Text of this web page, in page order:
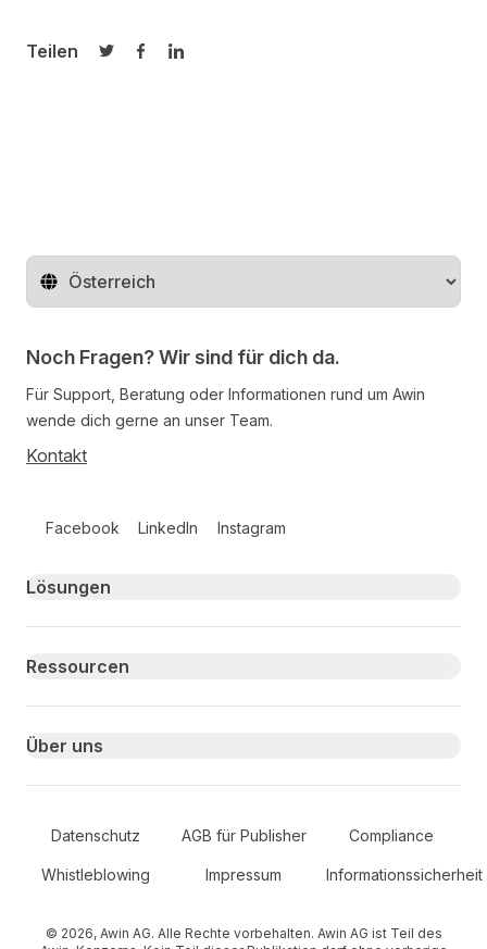
Teilen
Auf Twitter teilen
Auf Facebook teilen
Auf LinkedIn teilen
Region ändern
Noch Fragen? Wir sind für dich da.
Für Support, Beratung oder Informationen rund um Awin
wende dich gerne an unser Team.
Kontakt
Facebook LinkedIn Instagram
Primary footer navigation
Lösungen
Ressourcen
Über uns
Secondary Footer Navigation
Datenschutz AGB für Publisher Compliance
Whistleblowing Impressum Informationssicherheit
© 2026, Awin AG. Alle Rechte vorbehalten. Awin AG ist Teil des